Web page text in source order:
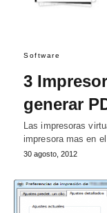
Software
3
generar
Las impresoras
impresora mas en
30 agosto, 2012